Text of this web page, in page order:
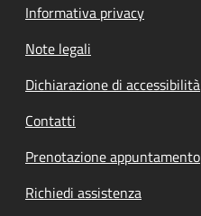
Informativa privacy
Note legali
Dichiarazione di accessibilità
Contatti
Prenotazione appuntamento
Richiedi assistenza